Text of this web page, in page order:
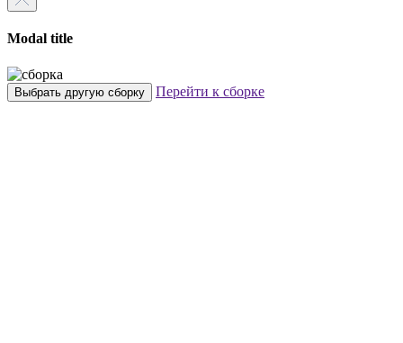
Modal title
Выбрать другую сборку Перейти к сборке